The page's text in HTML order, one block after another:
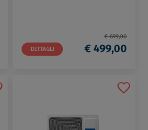
DETTAGLI
€ 699,00
€ 499,00